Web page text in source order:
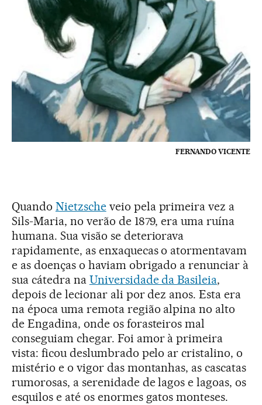
FERNANDO VICENTE
Quando Nietzscheveio pela primeira vez a
Sils-Maria, no verão de 1879, era uma ruína
humana. Sua visão se deteriorava
rapidamente, as enxaquecas o atormentavam
e as doenças o haviam obrigado a renunciar à
sua cátedra na Universidade da Basileia,
depois de lecionar ali por dez anos. Esta era
na época uma remota região alpina no alto
de Engadina, onde os forasteiros mal
conseguiam chegar. Foi amor à primeira
vista: ficou deslumbrado pelo ar cristalino, o
mistério e o vigor das montanhas, as cascatas
rumorosas, a serenidade de lagos e lagoas, os
esquilos e até os enormes gatos monteses.